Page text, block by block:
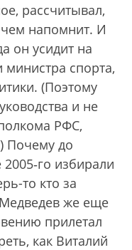
рассчитывал,
напомнит. И
он усидит на
спорта,
(Поэтому
и не
РФС,
Почему до
избирали
то кто за
Медведев же еще
прилетал
как Виталий